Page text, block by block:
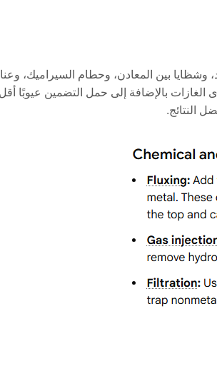
وشظايا بين المعادن، وحطام
بالإضافة إلى حمل التضمين عيوبًا
النتائج.